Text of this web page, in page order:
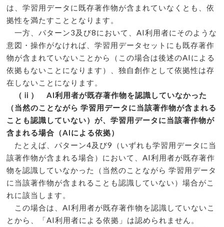
は、学習用データに既存著作物が含まれていなくとも、依
拠性を満たすこととなります。
一方、パターン3及び8において、AI利用者にそのような
意図・操作がなければ、学習用データセットにも既存著作
物が含まれていないことから（この場合は後述のAIによる
依拠もないことになります）、独自創作として依拠性は存
在しないことになります。
（ⅱ） AI利用者が既存著作物を認識していなかった
（当然のことながら 学習用データに当該著作物が含まれる
ことも認識していない）が、学習用データに当該著作物が
含まれる場合（AIによる依拠）
たとえば、パターン4及び9（いずれも学習用データに当
該著作物が含まれる場合）において、AI利用者が既存著作
物を認識していなかった（当然のことながら 学習用データ
に当該著作物が含まれることも認識していない）場合がこ
れに該当します。
この場合は、AI利用者が既存著作物を認識していないこ
とから、「AI利用者による依拠」は認められません。